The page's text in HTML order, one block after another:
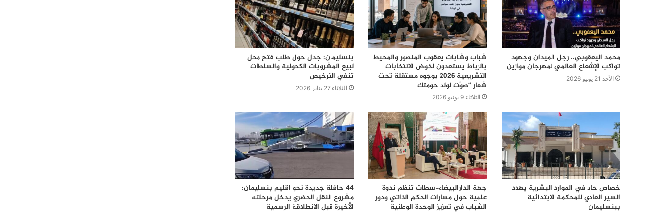
محمد اليعقوبي.. رجل الميدان وجهود
تواكب الإشعاع العالمي لمهرجان موازين
الأحد 21 يونيو 2026
شباب وشابات يعقوب المنصور والمحيط
بالرباط يستعدون لخوض الانتخابات
التشريعية 2026 بوجوه مستقلة تحت
شعار “صوّت لولد حومتك
الثلاثاء 9 يونيو 2026
بنسليمان: جدل حول طلب فتح محل
لبيع المشروبات الكحولية والسلطات
تنفي الترخيص
الثلاثاء 27 يناير 2026
خصاص حاد في الموارد البشرية يهدد
السير العادي للمحكمة الابتدائية
ببنسليمان
جهة الدارالبيضاء-سطات تنظم ندوة
علمية حول مسارات الحكم الذاتي ودور
الشباب في تعزيز الوحدة الوطنية
44 حافلة جديدة نحو اقليم بنسليمان:
مشروع النقل الحضري يدخل مرحلته
الأخيرة قبل الانطلاقة الرسمية